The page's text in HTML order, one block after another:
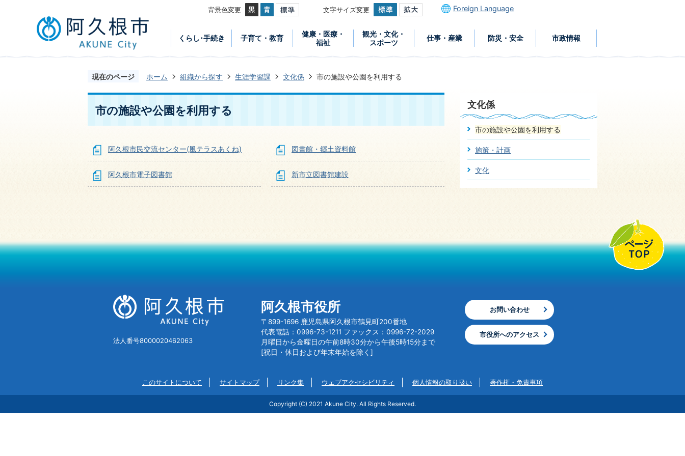
背景色変更 文字サイズ変更 Foreign Language
くらし･手続き 子育て・教育
健康・医療・
福祉
観光・文化・
スポーツ
仕事・産業 防災・安全 市政情報
現在のページ ホーム 組織から探す 生涯学習課 文化係 市の施設や公園を利用する
市の施設や公園を利用する
阿久根市民交流センター(風テラスあくね) 図書館・郷土資料館
阿久根市電子図書館 新市立図書館建設
文化係
市の施設や公園を利用する
施策・計画
文化
法人番号8000020462063
阿久根市役所
〒899-1696 鹿児島県阿久根市鶴見町200番地
代表電話：0996-73-1211 ファックス：0996-72-2029
月曜日から金曜日の午前8時30分から午後5時15分まで
[祝日・休日および年末年始を除く]
お問い合わせ
市役所へのアクセス
このサイトについて サイトマップ リンク集 ウェブアクセシビリティ 個人情報の取り扱い 著作権・免責事項
Copyright (C) 2021 Akune City. All Rights Reserved.